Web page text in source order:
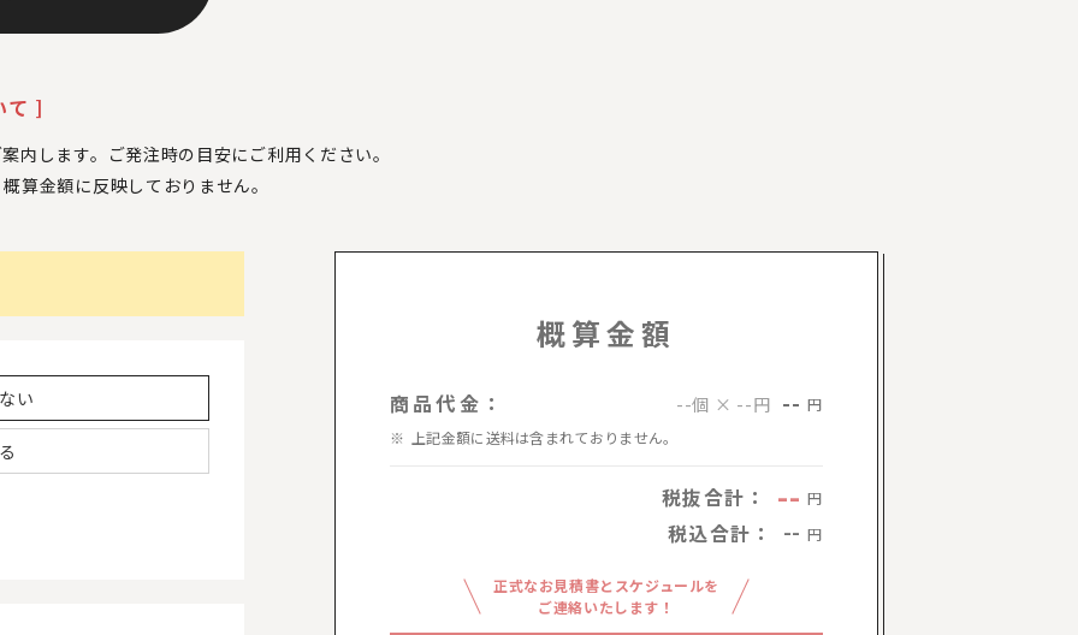
て ]
内します。ご発注時の目安にご利用ください。
概算金額に反映しておりません。
い
概算金額
商品代金： --個 × --円 -- 円
上記金額に送料は含まれておりません。
税抜合計： -- 円
税込合計： -- 円
正式なお見積書とスケジュールを
ご連絡いたします！